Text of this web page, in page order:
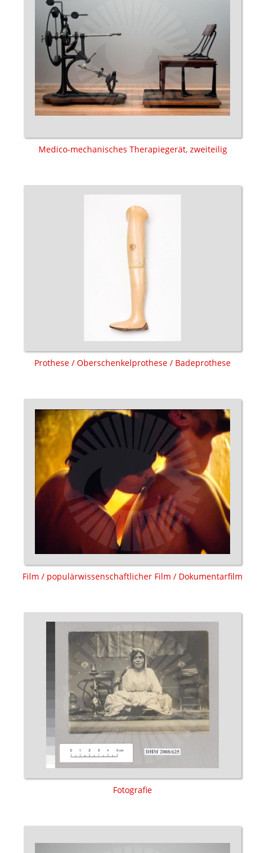
Medico-mechanisches Therapiegerät, zweiteilig
Prothese / Oberschenkelprothese / Badeprothese
Film / populärwissenschaftlicher Film / Dokumentarfilm
Fotografie